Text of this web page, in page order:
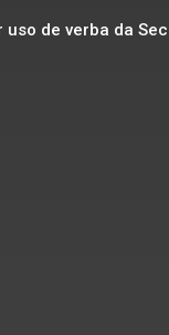
uso de verba da